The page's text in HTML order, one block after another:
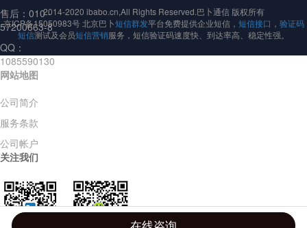
售后：010 -
57200663-8
QQ：
1085590130
网站地图
公司简介
服务条款
公司帐户
关注我们
2014-2020 ibabo.cn,All Rights Reserved.巴卜通信 版权所有
京ICP备15050983号 北京巴卜短信群发平台免费提供企业短信， 短信接口 ， 验证码
短信测试及会员短信营销服务，短信验证码速度快、到达率高、稳定性强。